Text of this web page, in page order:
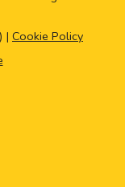
| Cookie Policy